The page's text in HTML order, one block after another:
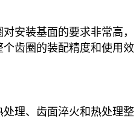
安装基面的要求非常高，
齿圈的装配精度和使用效
理、齿面淬火和热处理整